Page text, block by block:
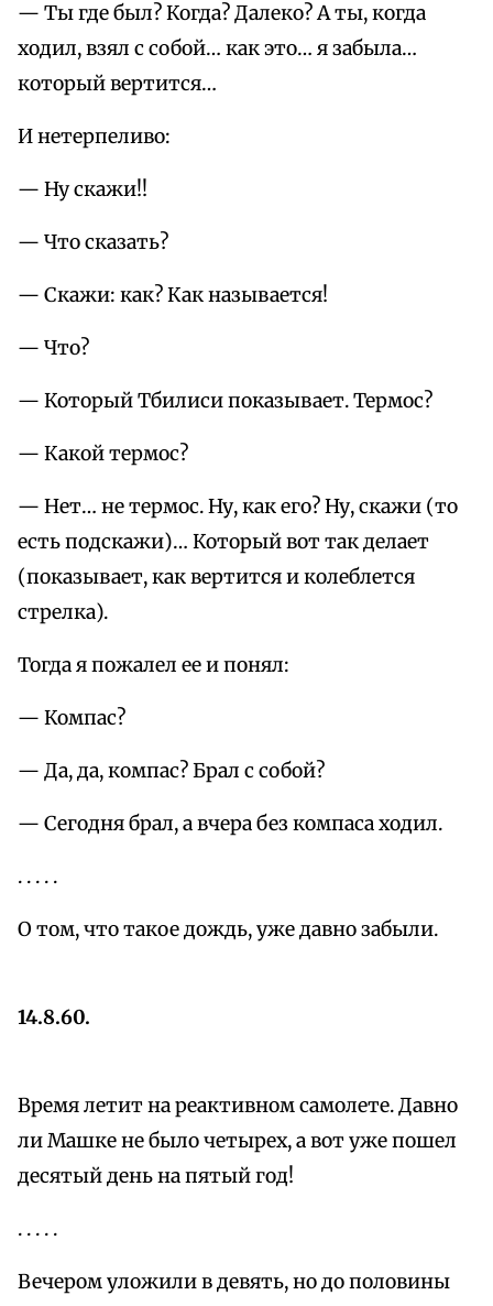
— Ты где был? Когда? Далеко? А ты, когда
ходил, взял с собой… как это… я забыла…
который вертится…
И нетерпеливо:
— Ну скажи!!
— Что сказать?
— Скажи: как? Как называется!
— Что?
— Который Тбилиси показывает. Термос?
— Какой термос?
— Нет… не термос. Ну, как его? Ну, скажи (то
есть подскажи)… Который вот так делает
(показывает, как вертится и колеблется
стрелка).
Тогда я пожалел ее и понял:
— Компас?
— Да, да, компас? Брал с собой?
— Сегодня брал, а вчера без компаса ходил.
. . . . .
О том, что такое дождь, уже давно забыли.
14.8.60.
Время летит на реактивном самолете. Давно
ли Машке не было четырех, а вот уже пошел
десятый день на пятый год!
. . . . .
Вечером уложили в девять, но до половины